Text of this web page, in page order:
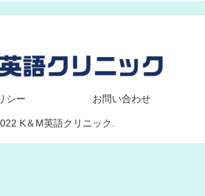
シー お問い合わせ
K＆M英語クリニック.